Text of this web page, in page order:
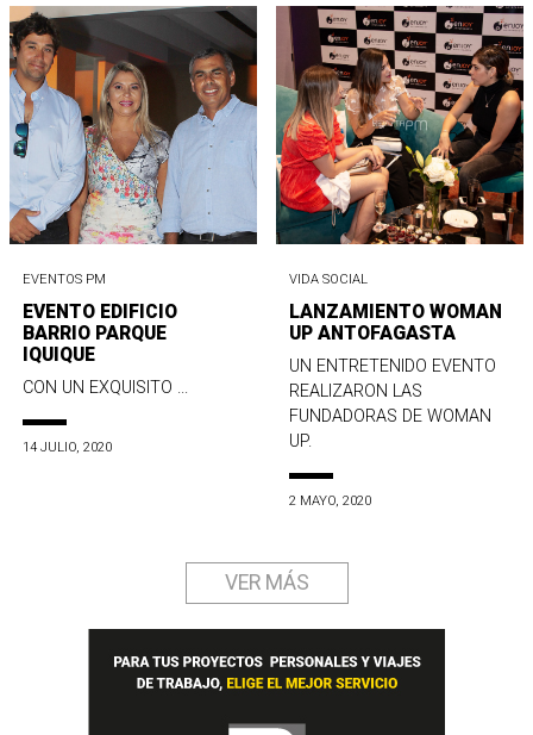
EVENTOS PM
EVENTO EDIFICIO
BARRIO PARQUE
IQUIQUE
CON UN EXQUISITO ...
14 JULIO, 2020
VIDA SOCIAL
LANZAMIENTO WOMAN
UP ANTOFAGASTA
UN ENTRETENIDO EVENTO
REALIZARON LAS
FUNDADORAS DE WOMAN
UP.
2 MAYO, 2020
VER MÁS